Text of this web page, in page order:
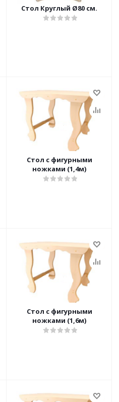
Стол Круглый Ø80 см.
Стол с фигурными
ножками (1,4м)
Стол с фигурными
ножками (1,6м)